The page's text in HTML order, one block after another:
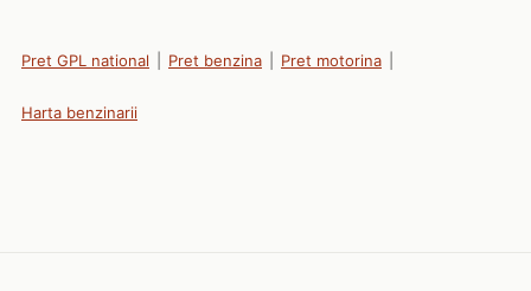
Pret GPL national Pret benzina Pret motorina
Harta benzinarii